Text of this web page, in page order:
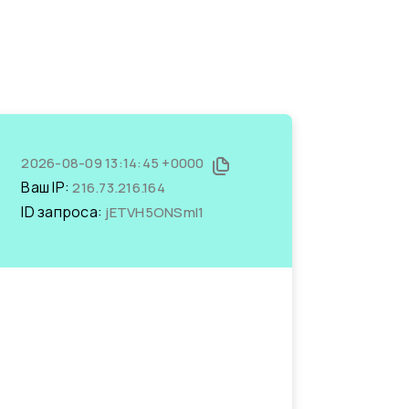
2026-08-09 13:14:45 +0000
Ваш IP:216.73.216.164
ID запроса: jETVH5ONSmI1